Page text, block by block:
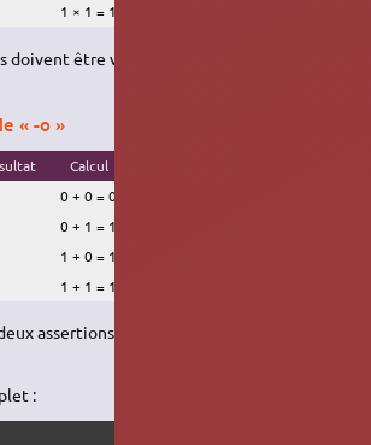
1 × 1 = 1
doivent être vérifiées pour que la condition
« -o »
Calcul
0 + 0 = 0
0 + 1 = 1
1 + 0 = 1
1 + 1 = 1
assertions est vérifiée, la condition
: